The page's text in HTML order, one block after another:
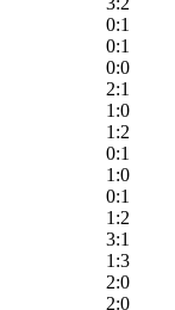
0:1
0:1
0:0
2:1
1:0
1:2
0:1
1:0
0:1
1:2
3:1
1:3
2:0
2:0